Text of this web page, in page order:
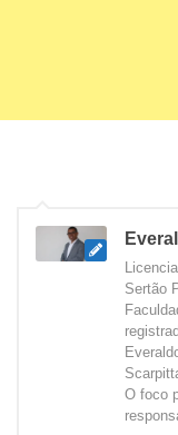
Sertão
O foco